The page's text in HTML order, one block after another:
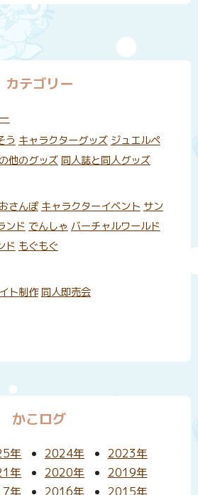
カテゴリー
う キャラクターグッズ ジュエルペ
他のグッズ 同人誌と同人グッズ
おさんぽ キャラクターイベント サン
ンド でんしゃ バーチャルワールド
ド もぐもぐ
ト制作 同人即売会
かこログ
年 2024年
2023年
年 2020年
2019年
年 2016年 2015年